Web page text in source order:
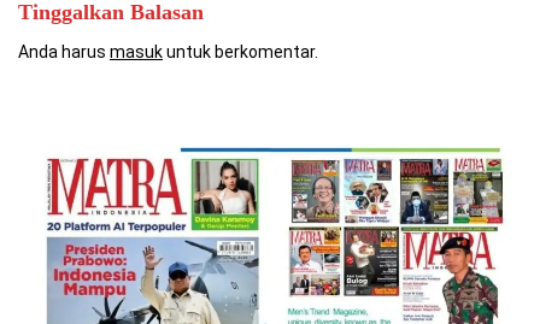
Tinggalkan Balasan
Anda harus masukuntuk berkomentar.